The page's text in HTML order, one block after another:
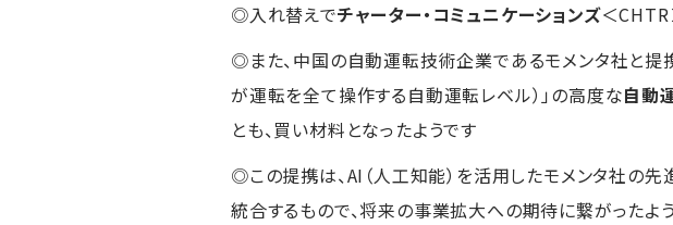
◎入れ替えでチャーター・コミュニケーションズ＜CHTR
◎また、中国の自動運転技術企業であるモメンタ社と提
が運転を全て操作する自動運転レベル）」の高度な自動
とも、買い材料となったようです
◎この提携は、AI（人工知能）を活用したモメンタ社の
統合するもので、将来の事業拡大への期待に繋がったよ